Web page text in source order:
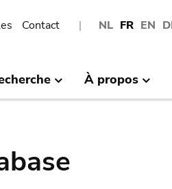
NL FR EN
Contact
À propos